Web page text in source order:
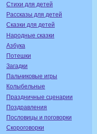
Стихи для детей
Рассказы для детей
Сказки для детей
Народные сказки
Азбука
Потешки
Загадки
Пальчиковые игры
Колыбельные
Праздничные сценарии
Поздравления
Пословицы и поговорки
Скороговорки